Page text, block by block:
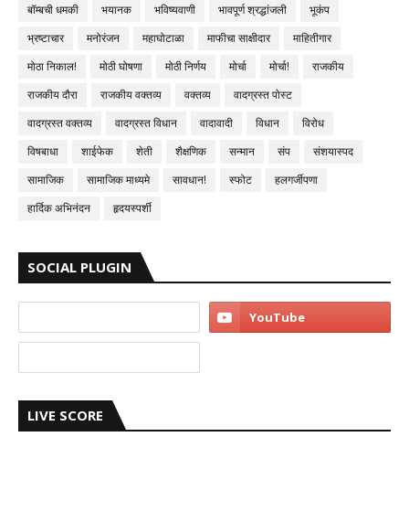
बॉम्बची धमकी
भयानक भविष्यवाणी भावपूर्ण श्रद्धांजली
भूकंप
भ्रष्टाचार
मनोरंजन महाघोटाळा माफीचा साक्षीदार
माहितीगार
मोठा निकाल!
मोठी घोषणा मोठी निर्णय मोर्चा मोर्चा!
राजकीय
राजकीय दौरा
राजकीय वक्तव्य वक्तव्य
वादग्रस्त पोस्ट
वादग्रस्त वक्तव्य
वादग्रस्त विधान वादावादी विधान
विरोध
विषबाधा
शाईफेक शेती शैक्षणिक सन्मान संप
संशयास्पद
सामाजिक
सामाजिक माध्यमे सावधान! स्फोट
हलगर्जीपणा
हार्दिक अभिनंदन
हृदयस्पर्शी
SOCIAL PLUGIN
LIVE SCORE